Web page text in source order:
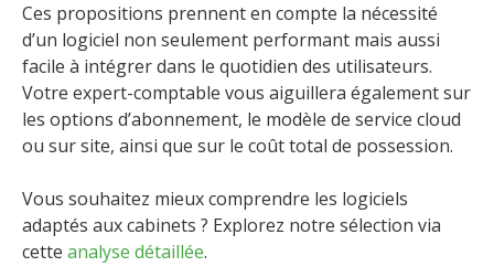
Ces propositions prennent en compte la nécessité
d’un logiciel non seulement performant mais aussi
facile à intégrer dans le quotidien des utilisateurs.
Votre expert-comptable vous aiguillera également sur
les options d’abonnement, le modèle de service cloud
ou sur site, ainsi que sur le coût total de possession.
Vous souhaitez mieux comprendre les logiciels
adaptés aux cabinets ? Explorez notre sélection via
cette analyse détaillée.